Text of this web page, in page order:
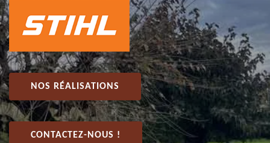
NOS RÉALISATIONS
CONTACTEZ-NOUS !